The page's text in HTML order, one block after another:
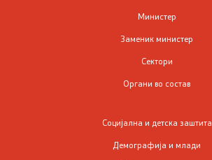
Министер
Заменик министер
Сектори
Органи во состав
Социјална и детска заштита
Демографија и млади